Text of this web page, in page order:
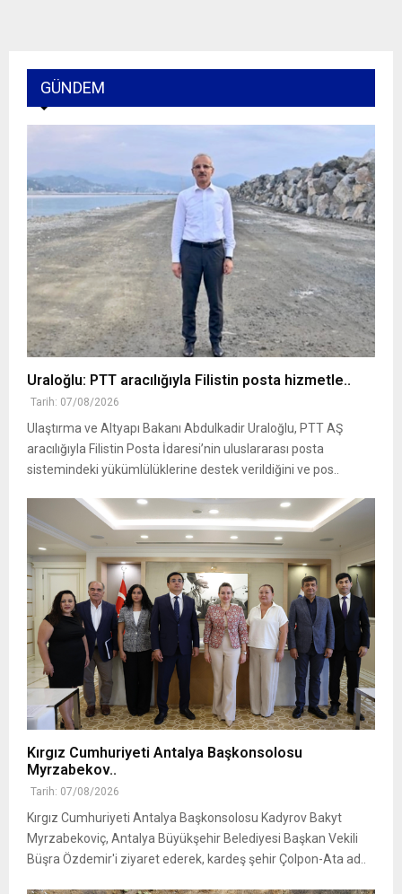
GÜNDEM
Uraloğlu: PTT aracılığıyla Filistin posta hizmetle..
Tarih: 07/08/2026
Ulaştırma ve Altyapı Bakanı Abdulkadir Uraloğlu, PTT AŞ
aracılığıyla Filistin Posta İdaresi’nin uluslararası posta
sistemindeki yükümlülüklerine destek verildiğini ve pos..
Kırgız Cumhuriyeti Antalya Başkonsolosu
Myrzabekov..
Tarih: 07/08/2026
Kırgız Cumhuriyeti Antalya Başkonsolosu Kadyrov Bakyt
Myrzabekoviç, Antalya Büyükşehir Belediyesi Başkan Vekili
Büşra Özdemir'i ziyaret ederek, kardeş şehir Çolpon-Ata ad..